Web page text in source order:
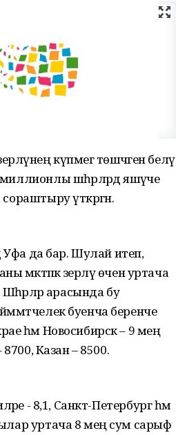
күпмегә төшәчәген белү
шәһәрләрдә яшәүче
үткәргән.
Уфа да бар. Шулай итеп,
мәктәпкә әзерләү өчен уртача
арасында бу
буенча беренче
һәм Новосибирск – 9 мең
8700, Казан – 8500.
- 8,1, Санкт-Петербург һәм
уртача 8 мең сум сарыф